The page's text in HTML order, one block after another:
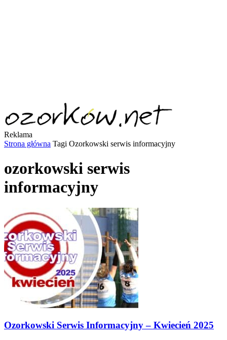
Reklama
Strona główna Tagi Ozorkowski serwis informacyjny
ozorkowski serwis
informacyjny
Ozorkowski Serwis Informacyjny – Kwiecień 2025